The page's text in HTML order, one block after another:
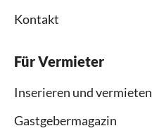
Kontakt
Für Vermieter
Inserieren und vermieten
Gastgebermagazin